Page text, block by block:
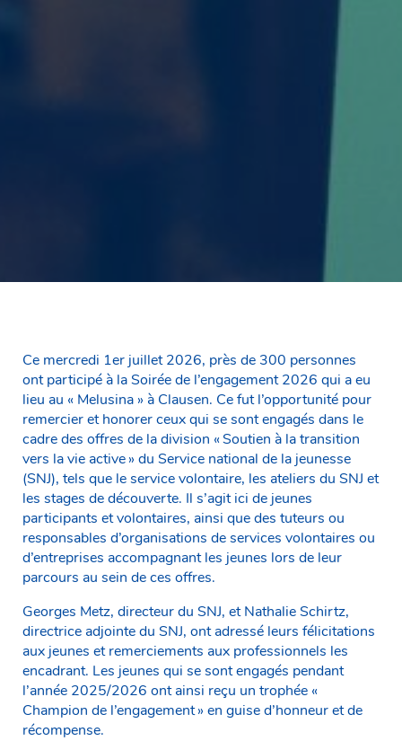
Ce mercredi 1er juillet 2026, près de 300 personnes
ont participé à la Soirée de l’engagement 2026 qui a eu
lieu au « Melusina » à Clausen. Ce fut l’opportunité pour
remercier et honorer ceux qui se sont engagés dans le
cadre des offres de la division « Soutien à la transition
vers la vie active » du Service national de la jeunesse
(SNJ), tels que le service volontaire, les ateliers du SNJ et
les stages de découverte. Il s’agit ici de jeunes
participants et volontaires, ainsi que des tuteurs ou
responsables d’organisations de services volontaires ou
d’entreprises accompagnant les jeunes lors de leur
parcours au sein de ces offres.
Georges Metz, directeur du SNJ, et Nathalie Schirtz,
directrice adjointe du SNJ, ont adressé leurs félicitations
aux jeunes et remerciements aux professionnels les
encadrant. Les jeunes qui se sont engagés pendant
l’année 2025/2026 ont ainsi reçu un trophée «
Champion de l’engagement » en guise d’honneur et de
récompense.